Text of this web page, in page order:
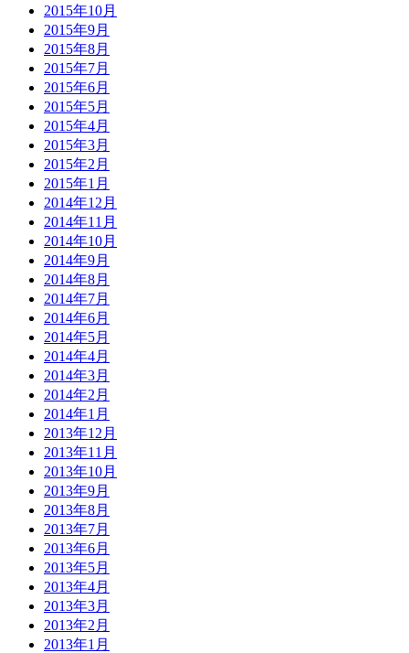
2015年10月
2015年9月
2015年8月
2015年7月
2015年6月
2015年5月
2015年4月
2015年3月
2015年2月
2015年1月
2014年12月
2014年11月
2014年10月
2014年9月
2014年8月
2014年7月
2014年6月
2014年5月
2014年4月
2014年3月
2014年2月
2014年1月
2013年12月
2013年11月
2013年10月
2013年9月
2013年8月
2013年7月
2013年6月
2013年5月
2013年4月
2013年3月
2013年2月
2013年1月